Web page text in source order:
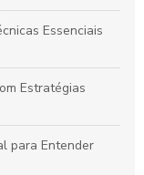
Essenciais
Estratégias
para Entender